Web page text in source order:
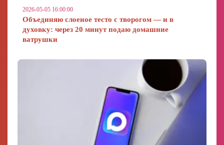
2026-05-05 16:00:00
Объединяю слоеное тесто с творогом — и в
духовку: через 20 минут подаю домашние
ватрушки